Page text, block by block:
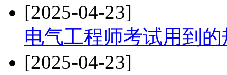
[2025-04-23]
电气工程师考试用到
[2025-04-23]